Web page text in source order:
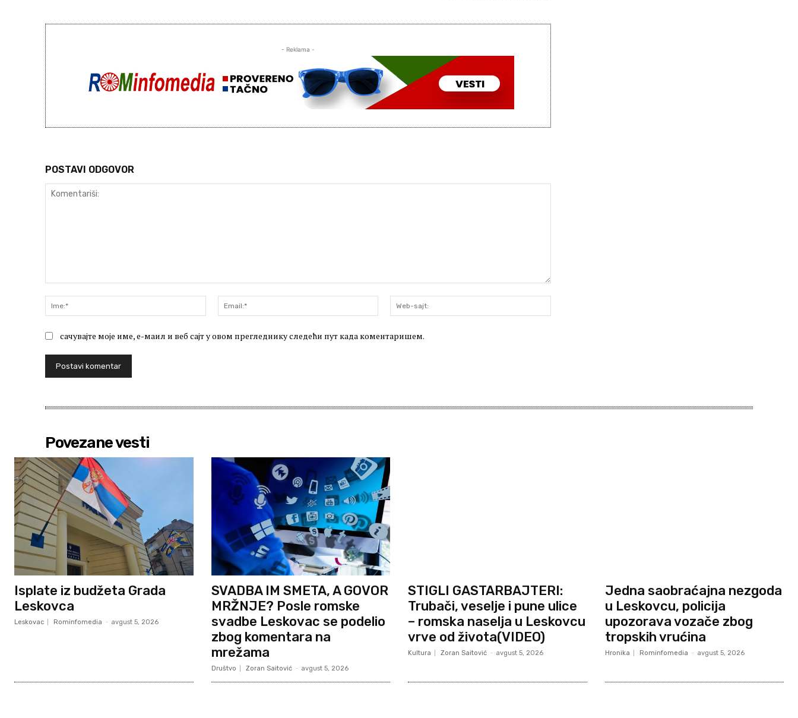
- Reklama -
POSTAVI ODGOVOR
Ime:*
Email:*
sajt:
сачувајте моје име, е-маил и веб сајт у овом прегледнику следећи пут када коментаришем.
Povezane vesti
Isplate iz budžeta Grada
Leskovca
Leskovac Rominfomedia - avgust 5, 2026
SVADBA IM SMETA, A GOVOR
MRŽNJE? Posle romske
svadbe Leskovac se podelio
zbog komentara na
mrežama
Društvo Zoran Saitović - avgust 5, 2026
STIGLI GASTARBAJTERI:
Trubači, veselje i pune ulice
– romska naselja u Leskovcu
vrve od života(VIDEO)
Kultura Zoran Saitović - avgust 5, 2026
Jedna saobraćajna nezgoda
u Leskovcu, policija
upozorava vozače zbog
tropskih vrućina
Hronika Rominfomedia - avgust 5, 2026